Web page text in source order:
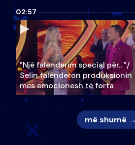
02:57
"Një falenderim special për…"/
Selin falënderon produksionin
mes emocionesh të forta
më shumë →